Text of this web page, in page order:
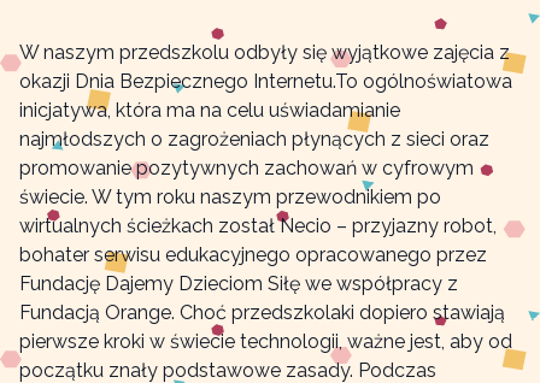
W naszym przedszkolu odbyły się wyjątkowe zajęcia z
okazji Dnia Bezpiecznego Internetu.To ogólnoświatowa
inicjatywa, która ma na celu uświadamianie
najmłodszych o zagrożeniach płynących z sieci oraz
promowanie pozytywnych zachowań w cyfrowym
świecie. W tym roku naszym przewodnikiem po
wirtualnych ścieżkach został Necio – przyjazny robot,
bohater serwisu edukacyjnego opracowanego przez
Fundację Dajemy Dzieciom Siłę we współpracy z
Fundacją Orange. Choć przedszkolaki dopiero stawiają
pierwsze kroki w świecie technologii, ważne jest, aby od
początku znały podstawowe zasady. Podczas